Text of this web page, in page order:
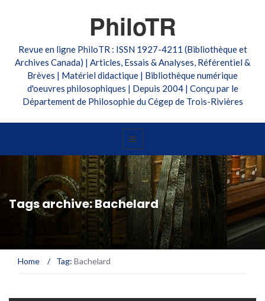
PhiloTR
Revue en ligne PhiloTR : ISSN 1927-4211 (Bibliothèque et
Archives Canada) | Articles, Essais & Analyses, Référentiel &
Brèves | Matériel didactique | Bibliothèque numérique
d'oeuvres philosophiques | Depuis 2004 | Conçu par le
Département de Philosophie du Cégep de Trois-Rivières
Tags archive: Bachelard
Home / Tag: Bachelard